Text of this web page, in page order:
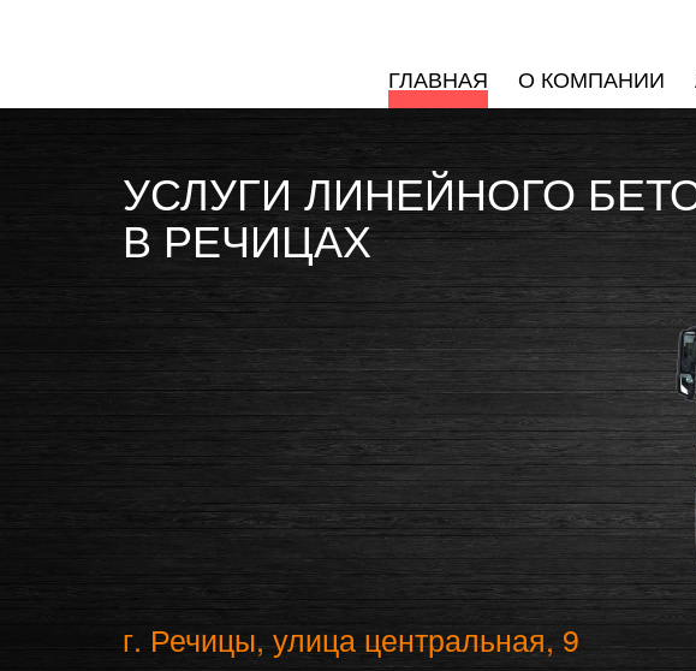
ГЛАВНАЯ О КОМПАНИИ
УСЛУГИ ЛИНЕЙНОГО
В РЕЧИЦАХ
г. Речицы, улица центральная, 9